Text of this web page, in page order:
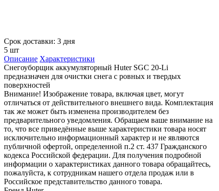
Срок доставки: 3 дня
5 шт
Описание Характеристики
Снегоуборщик аккумуляторный Huter SGC 20-Li
предназначен для очистки снега с ровных и твердых
поверхностей
Внимание! Изображение товара, включая цвет, могут
отличаться от действительного внешнего вида. Комплектация
так же может быть изменена производителем без
предварительного уведомления. Обращаем ваше внимание на
то, что все приведённые выше характеристики товара носят
исключительно информационный характер и не являются
публичной офертой, определенной п.2 ст. 437 Гражданского
кодекса Российской федерации. Для получения подробной
информации о характеристиках данного товара обращайтесь,
пожалуйста, к сотрудникам нашего отдела продаж или в
Российское представительство данного товара.